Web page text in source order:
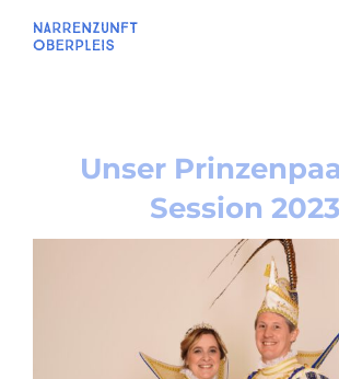
Inhalt
Unser
Session 2023